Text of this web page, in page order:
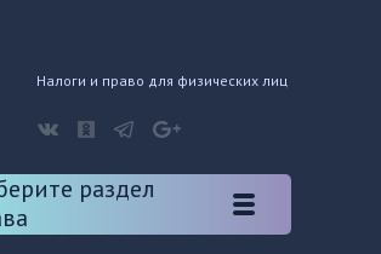
Налоги и право для физических лиц
раздел